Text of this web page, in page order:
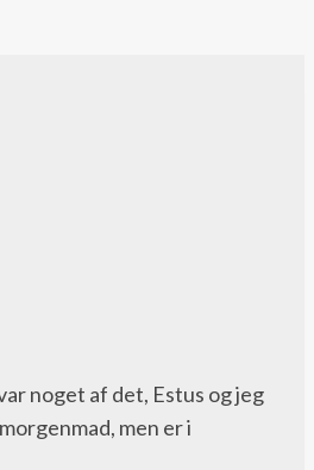
noget af det, Estus og jeg
men er i